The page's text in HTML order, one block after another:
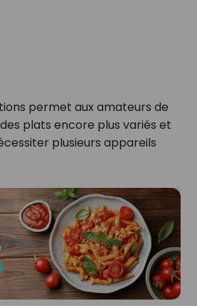
permet aux amateurs de
plats encore plus variés et
plusieurs appareils